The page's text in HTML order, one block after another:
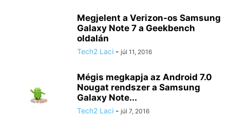
Megjelent a Verizon-os Samsung
Galaxy Note 7 a Geekbench
oldalán
Tech2 Laci - júl 11, 2016
Mégis megkapja az Android 7.0
Nougat rendszer a Samsung
Galaxy Note...
Tech2 Laci - júl 7, 2016